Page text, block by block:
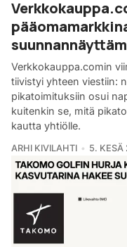
Verkkokauppa.comin
tiivistyi yhteen viestiin:
pikatoimituksiin osui
kuitenkin se, mitä
kautta yhtiölle.
ARHI KIVILAHTI 5. KESÄ